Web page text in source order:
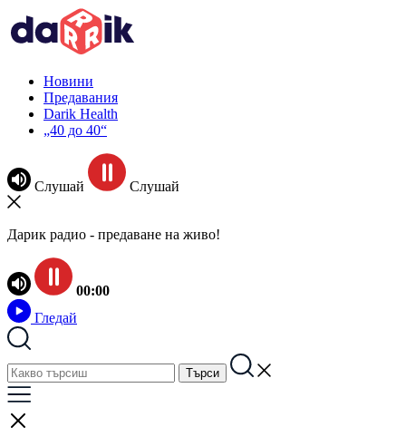
Новини
Предавания
Darik Health
„40 до 40“
Слушай Слушай
Дарик радио - предаване на живо!
00:00
Гледай